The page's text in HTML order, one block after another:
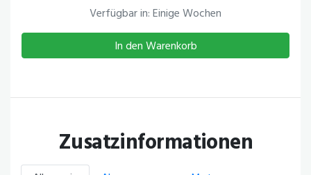
Verfügbar in: Einige Wochen
In den Warenkorb
Zusatzinformationen